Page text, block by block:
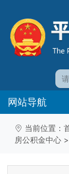
网站导航
当前位置：
房公积金中心 >